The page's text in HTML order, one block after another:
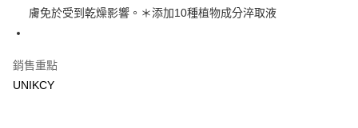
Google Pay
7-11取貨付款［需3-5個工作天不含預購商品］
膚免於受到乾燥影響。＊添加10種植物成分淬取液
銷售重點
UNIKCY